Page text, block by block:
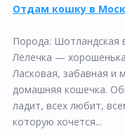
Отдам кошку в
Порода: Шотландская
Лёлeчкa —
Лaскoвая, забавная и
домашняя кошечка.
ладит, всех любит,
которую хочется...